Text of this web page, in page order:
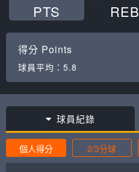
PTS REB
得分 Points
球員平均： 5.8
球員紀錄
個人得分 2/3分球